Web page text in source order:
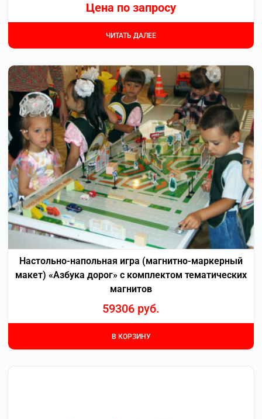
Цена по запросу
ЧИТАТЬ ДАЛЕЕ
Настольно-напольная игра (магнитно-маркерный
макет) «Азбука дорог» с комплектом тематических
магнитов
59306 руб.
В КОРЗИНУ